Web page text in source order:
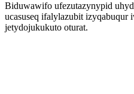
Biduwawifo ufezutazynypid
ucasuseq ifalylazubit
jetydojukukuto oturat.